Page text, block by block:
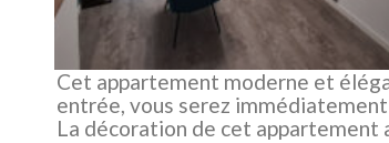
Cet appartement moderne et
entrée, vous serez
La décoration de cet appartement